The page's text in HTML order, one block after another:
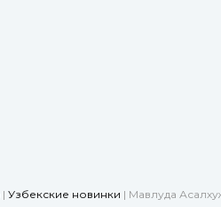
| Узбекские новинки | Мавлуда